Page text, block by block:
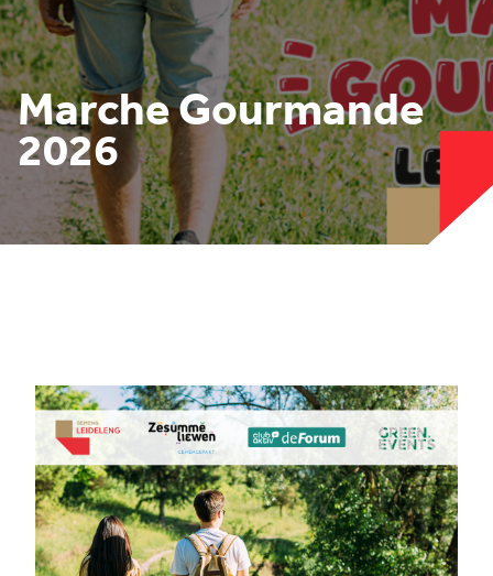
Marche Gourmande
2026